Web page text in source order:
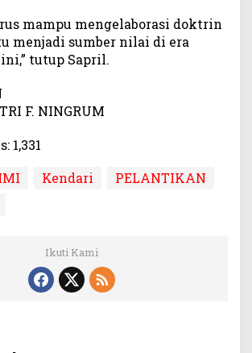
mampu mengelaborasi doktrin
menjadi sumber nilai di era
tutup Sapril.
F. NINGRUM
1,331
Kendari
PELANTIKAN
Ikuti Kami